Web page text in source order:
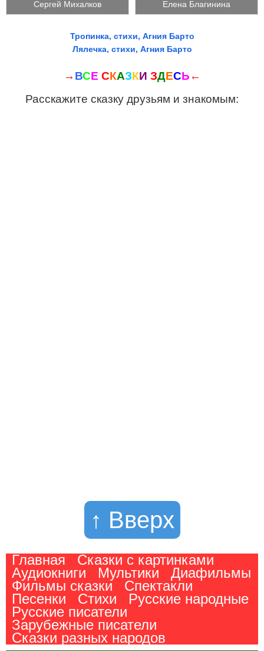
Сергей Михалков
Елена Благинина
Тропинка, стихи, Агния Барто
Лялечка, стихи, Агния Барто
→ ВСЕ СКАЗКИ ЗДЕСЬ ←
Расскажите сказку друзьям и знакомым:
↑ Вверх
Главная
Сказки с картинками
Аудиокниги
Мультики
Диафильмы
Фильмы сказки
Спектакли
Песенки
Стихи
Русские народные
Русские писатели
Зарубежные писатели
Сказки разных народов